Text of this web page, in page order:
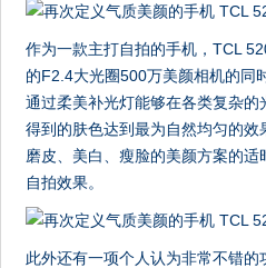
作为一款主打自拍的手机，TCL
的F2.4大光圈500万美颜相机的同
通过柔美补光灯能够在各类复杂
得到的肤色达到最为自然均匀的
磨皮、美白、瘦脸的美颜方案的
自拍效果。
此外还有一项个人认为非常不错